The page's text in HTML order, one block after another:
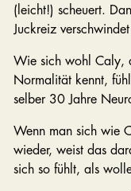
(leicht!) scheuert.
Juckreiz
Wie sich wohl Caly,
Normalität kennt,
selber 30 Jahre
Wenn man sich wie
wieder, weist das
sich so fühlt, als